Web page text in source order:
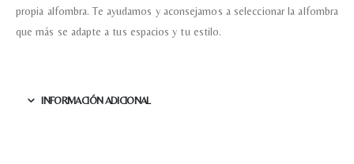
propia alfombra. Te ayudamos y aconsejamos a seleccionar la alfombra
que más se adapte a tus espacios y tu estilo.
INFORMACIÓN ADICIONAL